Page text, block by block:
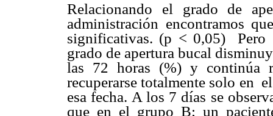
Relacionando el grado de
administración encontramos
significativas. (p < 0,05) Pero
grado de apertura bucal
las 72 horas (%) y continúa
recuperarse totalmente solo en
esa fecha. A los 7 días se
que en el grupo B; un